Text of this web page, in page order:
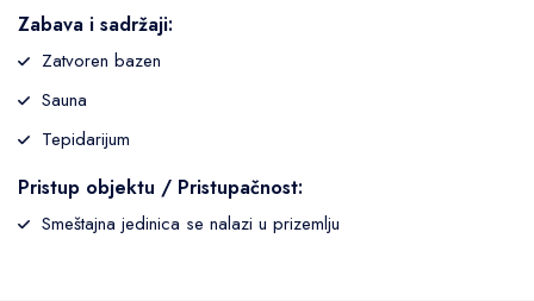
Zabava i sadržaji:
Zatvoren bazen
Sauna
Tepidarijum
Pristup objektu / Pristupačnost:
Smeštajna jedinica se nalazi u prizemlju